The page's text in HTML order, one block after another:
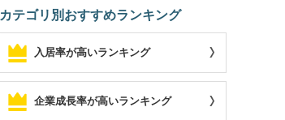
カテゴリ別おすすめランキング
入居率が高いランキング
企業成長率が高いランキング